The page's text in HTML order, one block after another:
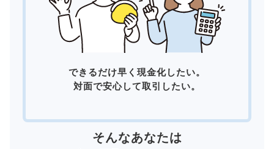
できるだけ早く現金化したい。
対面で安心して取引したい。
そんなあなたは